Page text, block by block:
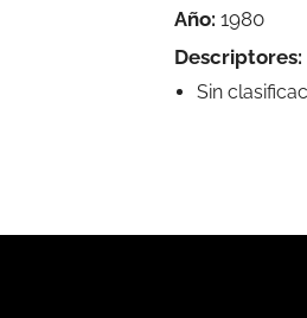
Año: 1980
Descriptores:
Sin